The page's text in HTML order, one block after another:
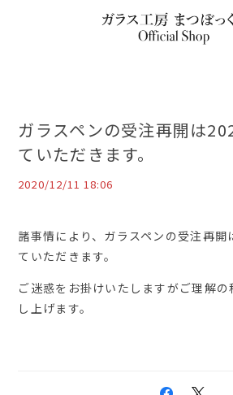
ガラスペンの受注再開は
ていただきます。
2020/12/11 18:06
諸事情により、ガラスペンの受注再
ていただきます。
ご迷惑をお掛けいたしますがご理解
し上げます。